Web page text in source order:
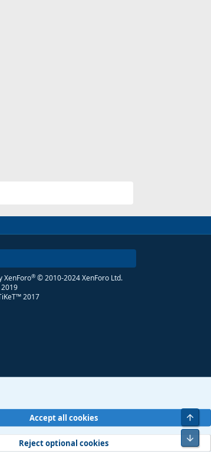
XenForo® © 2010-2024 XenForo Ltd.
2017
Accept all cookies
Reject optional cookies